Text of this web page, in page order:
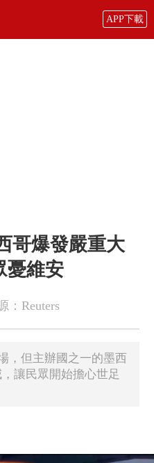
APP下載
哥爆發嚴重大
憂維安
：Reuters
，但主辦國之一的墨西
讓民眾開始擔心世足